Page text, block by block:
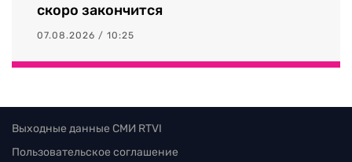
скоро закончится
07.08.2026 / 10:25
Выходные данные СМИ RTVI
Пользовательское соглашение